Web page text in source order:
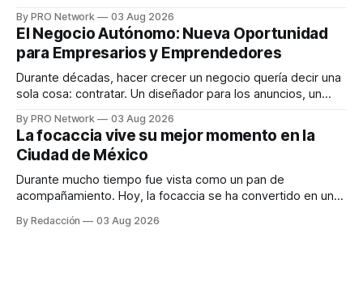
INTERIUS, el problema suele estar en otro lugar. Durante
una entrevista para el podcast SER PRO, el especialista en
marketing digital explicó que
By PRO Network 03 Aug 2026
El Negocio Autónomo: Nueva Oportunidad
para Empresarios y Emprendedores
Durante décadas, hacer crecer un negocio quería decir una
sola cosa: contratar. Un diseñador para los anuncios, un
para los textos, alguien que supiera de publicidad digital
para encontrar prospectos, un vendedor para atender
llamadas y mensajes, y —con suerte— una persona
By PRO Network 03 Aug 2026
La focaccia vive su mejor momento en la
Ciudad de México
Durante mucho tiempo fue vista como un pan de
acompañamiento. Hoy, la focaccia se ha convertido en uno
artesanal, ingredientes de calidad y experiencias que
By Redacción 03 Aug 2026